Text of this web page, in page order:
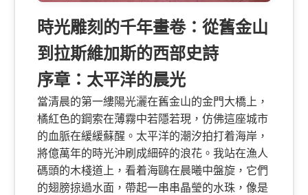
時光雕刻的千年畫卷：從舊金山
到拉斯維加斯的西部史詩
序章：太平洋的晨光
當清晨的第一縷陽光灑在舊金山的金門大橋上，
橘紅色的鋼索在薄霧中若隱若現，仿佛這座城市
的血脈在緩緩蘇醒。太平洋的潮汐拍打着海岸，
將億萬年的時光沖刷成細碎的浪花。我站在漁人
碼頭的木棧道上，看着海鷗在晨曦中盤旋，它們
的翅膀掠過水面，帶起一串串晶瑩的水珠，像是